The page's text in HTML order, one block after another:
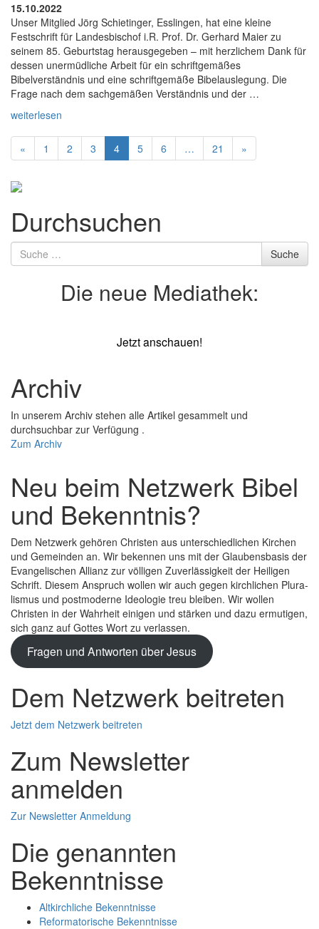
15.10.2022
Unser Mitglied Jörg Schietinger, Esslingen, hat eine kleine
Festschrift für Landesbischof i.R. Prof. Dr. Gerhard Maier zu
seinem 85. Geburtstag herausgegeben – mit herzlichem Dank für
dessen unermüdliche Arbeit für ein schriftgemäßes
Bibelverständnis und eine schriftgemäße Bibelauslegung. Die
Frage nach dem sachgemäßen Verständnis und der …
weiterlesen
« 1 2 3 4 5 6 … 21 »
Durchsuchen
Suche
nach
Suche
Die neue Mediathek:
Jetzt anschauen!
Archiv
In unserem Archiv stehen alle Artikel gesammelt und
durchsuchbar zur Verfügung .
Zum Archiv
Neu beim Netzwerk Bibel
und Bekenntnis?
Dem Netzwerk gehören Christen aus unterschiedlichen Kirchen
und Gemeinden an. Wir bekennen uns mit der Glaubens­basis der
Evange­lischen Allianz zur völligen Zuver­lässigkeit der Heiligen
Schrift. Diesem Anspruch wollen wir auch gegen kirchlichen Plura­
lismus und post­moderne Ideologie treu bleiben. Wir wollen
Christen in der Wahrheit einigen und stärken und dazu ermutigen,
sich ganz auf Gottes Wort zu verlassen.
Fragen und Antworten über Jesus
Dem Netzwerk beitreten
Jetzt dem Netzwerk beitreten
Zum Newsletter
anmelden
Zur Newsletter Anmeldung
Die genannten
Bekenntnisse
Altkirchliche Bekenntnisse
Reformatorische Bekenntnisse